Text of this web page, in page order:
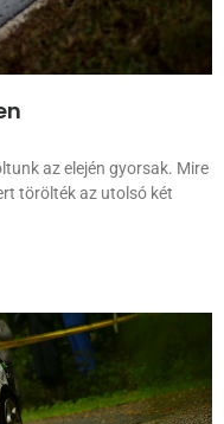
az elején gyorsak. Mire
törölték az utolsó két